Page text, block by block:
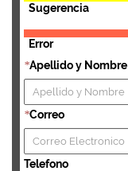
Sugerencia
Error
*Apellido y Nombre
*Correo
Telefono